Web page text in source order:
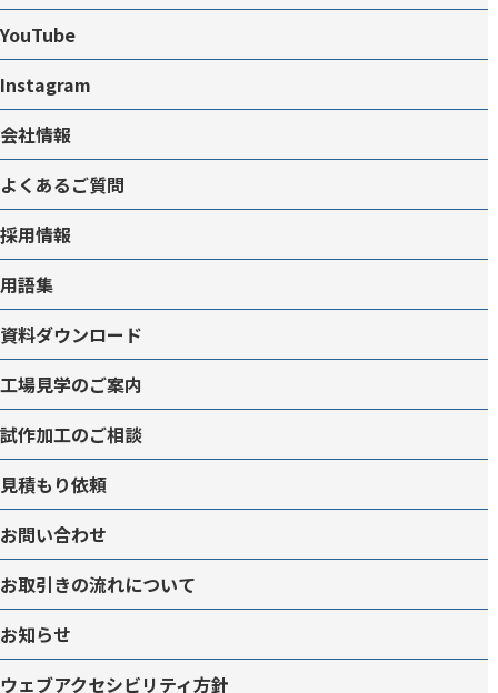
YouTube
Instagram
会社情報
よくあるご質問
採用情報
用語集
資料ダウンロード
工場見学のご案内
試作加工のご相談
見積もり依頼
お問い合わせ
お取引きの流れについて
お知らせ
ウェブアクセシビリティ方針